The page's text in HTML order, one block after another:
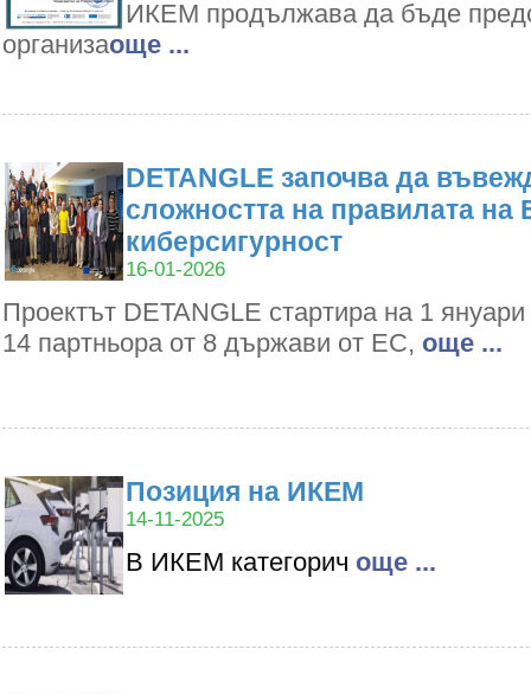
ИКЕМ продължава да бъде
организаoще ...
DETANGLE започва да
сложността на правилата на
киберсигурност
16-01-2026
Проектът DETANGLE стартира на 1
14 партньора от 8 държави от ЕС, oще ...
Позиция на ИКЕМ
14-11-2025
В ИКЕМ категорич oще ...